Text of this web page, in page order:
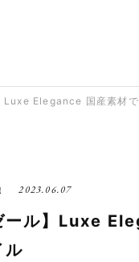
Luxe Elegance 国産素材
2023.06.07
ール】Luxe
ル